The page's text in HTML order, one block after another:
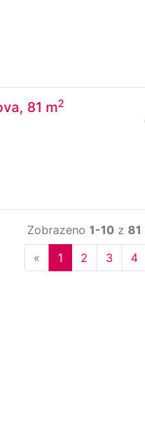
81 m2
Zobrazeno 1-10 z 81
« Previous
1 2 3 4